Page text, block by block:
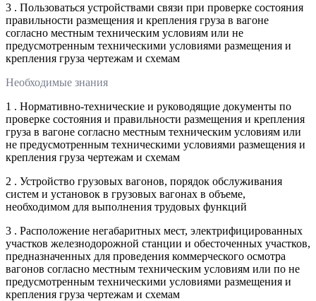
3 . Пользоваться устройствами связи при проверке состояния
правильности размещения и крепления груза в вагоне
согласно местным техническим условиям или не
предусмотренным техническими условиями размещения и
крепления груза чертежам и схемам
Необходимые знания
1 . Нормативно-технические и руководящие документы по
проверке состояния и правильности размещения и крепления
груза в вагоне согласно местным техническим условиям или
не предусмотренным техническими условиями размещения и
крепления груза чертежам и схемам
2 . Устройство грузовых вагонов, порядок обслуживания
систем и установок в грузовых вагонах в объеме,
необходимом для выполнения трудовых функций
3 . Расположение негабаритных мест, электрифицированных
участков железнодорожной станции и обесточенных участков,
предназначенных для проведения коммерческого осмотра
вагонов согласно местным техническим условиям или по не
предусмотренным техническими условиями размещения и
крепления груза чертежам и схемам